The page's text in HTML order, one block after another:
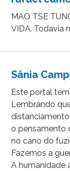
MAO TSE
VIDA. Todavia
Sânia
Este portal
Lembrando
o pensamento
no cano do
Fazemos a
A humanidade